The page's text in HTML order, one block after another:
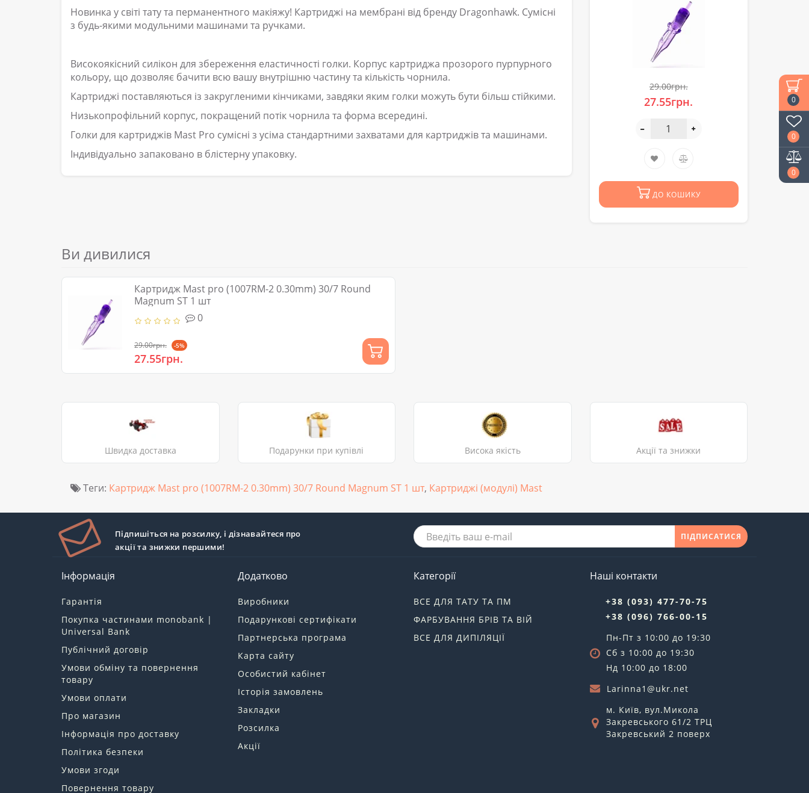
0
0
0
Новинка у світі тату та перманентного макіяжу! Картриджі на мембрані від бренду Dragonhawk. Сумісні
з будь-якими модульними машинами та ручками.
Високоякісний силікон для збереження еластичності голки. Корпус картриджа прозорого пурпурного
кольору, що дозволяє бачити всю вашу внутрішню частину та кількість чорнила.
Картриджі поставляються із закругленими кінчиками, завдяки яким голки можуть бути більш стійкими.
Низькопрофільний корпус, покращений потік чорнила та форма всередині.
Голки для картриджів Mast Pro сумісні з усіма стандартними захватами для картриджів та машинами.
Індивідуально запаковано в блістерну упаковку.
29.00грн.
27.55грн.
ДО КОШИКУ
Ви дивилися
Картридж Mast pro (1007RM-2 0.30mm) 30/7 Round
Magnum ST 1 шт
0
29.00грн. -5%
27.55грн.
Швидка доставка Подарунки при купівлі Висока якість Акції та знижки
Теги: Картридж Mast pro (1007RM-2 0.30mm) 30/7 Round Magnum ST 1 шт, Картриджі (модулі) Mast
Підпишіться на розсилку, і дізнавайтеся про
акції та знижки першими!
ПІДПИСАТИСЯ
Інформація
Гарантія
Покупка частинами monobank |
Universal Bank
Публічний договір
Умови обміну та повернення
товару
Умови оплати
Про магазин
Інформація про доставку
Політика безпеки
Умови згоди
Повернення товару
Додатково
Виробники
Подарункові сертифікати
Партнерська програма
Карта сайту
Особистий кабінет
Історія замовлень
Закладки
Розсилка
Акції
Категорії
ВСЕ ДЛЯ ТАТУ ТА ПМ
ФАРБУВАННЯ БРІВ ТА ВІЙ
ВСЕ ДЛЯ ДИПІЛЯЦІЇ
Наші контакти
+38 (093) 477-70-75
+38 (096) 766-00-15
Пн-Пт з 10:00 до 19:30
Сб з 10:00 до 19:30
Нд 10:00 до 18:00
Larinna1@ukr.net
м. Київ, вул.Микола
Закревського 61/2 ТРЦ
Закревський 2 поверх